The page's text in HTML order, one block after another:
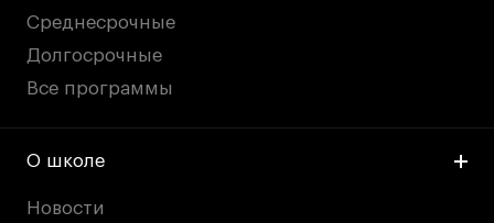
Среднесрочные
Долгосрочные
Все программы
О школе
Новости